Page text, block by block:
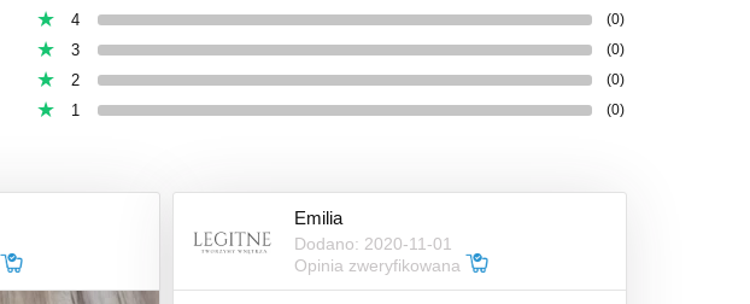
4 (0)
3 (0)
2 (0)
1 (0)
Emilia
Dodano: 2020-11-01
Opinia zweryfikowana